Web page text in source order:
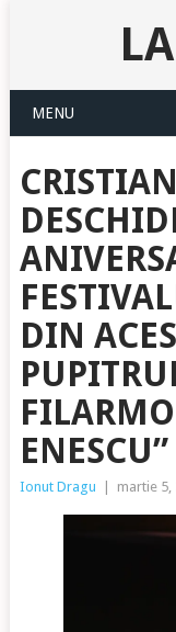
MENU
DIN
ENESCU”
Ionut Dragu martie 5,